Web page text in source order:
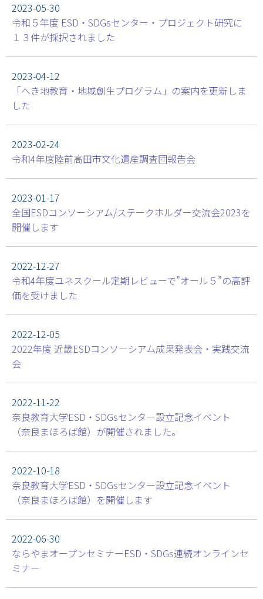
2023-05-30
令和５年度 ESD・SDGsセンター・プロジェクト研究に
１３件が採択されました
2023-04-12
「へき地教育・地域創生プログラム」の案内を更新しま
した
2023-02-24
令和4年度陸前高田市文化遺産調査団報告会
2023-01-17
全国ESDコンソーシアム/ステークホルダー交流会2023を
開催します
2022-12-27
令和4年度ユネスクール定期レビューで”オール５”の高評
価を受けました
2022-12-05
2022年度 近畿ESDコンソーシアム成果発表会・実践交流
会
2022-11-22
奈良教育大学ESD・SDGsセンター設立記念イベント
（奈良まほろば館）が開催されました。
2022-10-18
奈良教育大学ESD・SDGsセンター設立記念イベント
（奈良まほろば館）を開催します
2022-06-30
ならやまオープンセミナーESD・SDGs連続オンラインセ
ミナー